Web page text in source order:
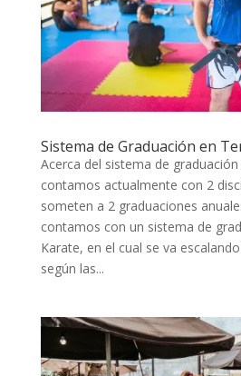
Sistema de Graduación en
Acerca del sistema de
contamos actualmente con 2
someten a 2 graduaciones
contamos con un sistema de
Karate, en el cual se va
según las...